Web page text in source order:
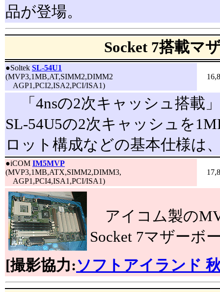
品が登場。
Socket 7搭載マ
●Soltek SL-54U1
(MVP3,1MB,AT,SIMM2,DIMM2
AGP1,PCI2,ISA2,PCI/ISA1)
「4nsの2次キャッシュ搭載
SL-54U5の2次キャッシュを
ロット構成などの基本仕様は
●iCOM IM5MVP
(MVP3,1MB,ATX,SIMM2,DIMM3,
AGP1,PCI4,ISA1,PCI/ISA1)
アイコム製の
Socket 7マザーボ
[撮影協力:ソフトアイランド